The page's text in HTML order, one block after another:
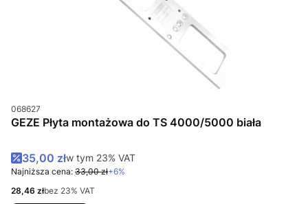
Kod produktu
068627
GEZE Płyta montażowa do TS 4000/5000 biała
Cena promocyjna brutto
35,00 złw tym %s VAT
w tym 23% VAT
Najniższa cena: 33,00 zł+6%
Cena netto
28,46 złbez 23% VAT